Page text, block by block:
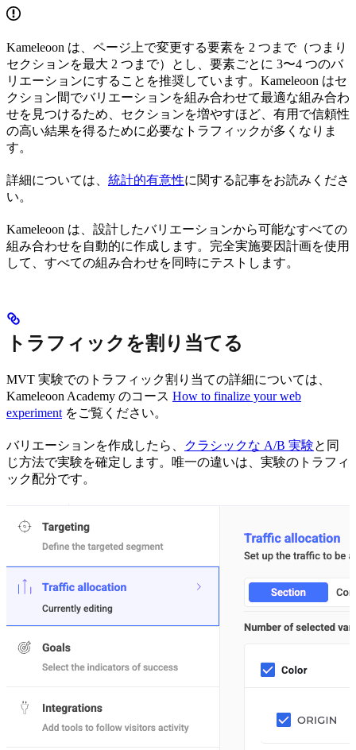
Kameleoon は、ページ上で変更する要素を 2 つまで（つまり
セクションを最大 2 つまで）とし、要素ごとに 3〜4 つのバ
リエーションにすることを推奨しています。Kameleoon はセ
クション間でバリエーションを組み合わせて最適な組み合わ
せを見つけるため、セクションを増やすほど、有用で信頼性
の高い結果を得るために必要なトラフィックが多くなりま
す。
詳細については、 統計的有意性に関する記事をお読みくださ
い。
Kameleoon は、設計したバリエーションから可能なすべての
組み合わせを自動的に作成します。完全実施要因計画を使用
して、すべての組み合わせを同時にテストします。
トラフィックを割り当てる
MVT 実験でのトラフィック割り当ての詳細については、
Kameleoon Academy のコース How to finalize your web
experiment をご覧ください。
バリエーションを作成したら、 クラシックな A/B 実験と同
じ方法で実験を確定します。唯一の違いは、実験のトラフィ
ック配分です。